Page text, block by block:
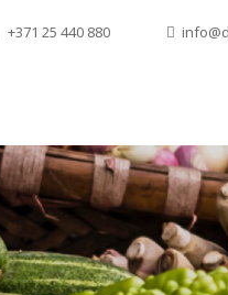
+371 25 440 880